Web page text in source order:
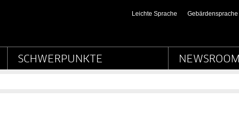
Kulturbesitz
Leichte Sprache Gebärdensprache
SCHWERPUNKTE NEWSROOM